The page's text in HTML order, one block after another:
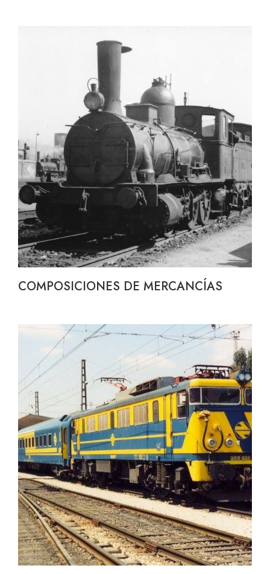
COMPOSICIONES DE MERCANCÍAS